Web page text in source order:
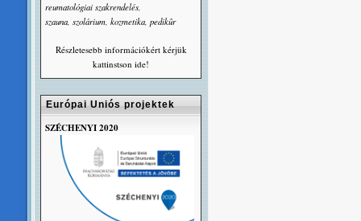
reumatológiai szakrendelés,
szauna, szolárium, kozmetika, pedikûr
Részletesebb információkért kérjük
kattinstson ide!
Európai Uniós projektek
SZÉCHENYI 2020